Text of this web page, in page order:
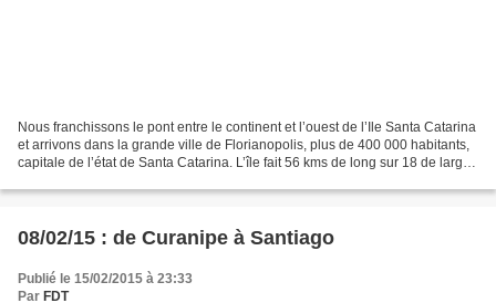
Nous franchissons le pont entre le continent et l’ouest de l’Ile Santa Catarina
et arrivons dans la grande ville de Florianopolis, plus de 400 000 habitants,
capitale de l’état de Santa Catarina. L’île fait 56 kms de long sur 18 de large,
08/02/15 : de Curanipe à Santiago
Publié le 15/02/2015 à 23:33
Par FDT